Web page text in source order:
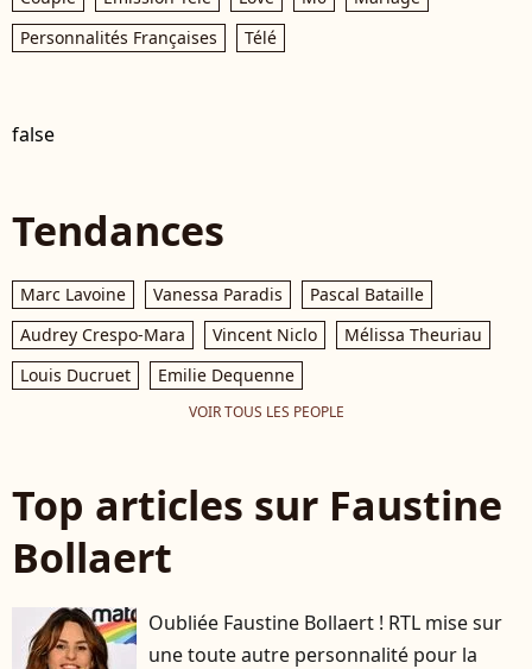
Personnalités Françaises
Télé
false
Tendances
Marc Lavoine Vanessa Paradis
Pascal Bataille
Audrey Crespo-Mara
Vincent Niclo
Mélissa Theuriau
Louis Ducruet
Emilie Dequenne
VOIR TOUS LES PEOPLE
Top articles sur Faustine
Bollaert
Oubliée Faustine Bollaert ! RTL mise sur
une toute autre personnalité pour la